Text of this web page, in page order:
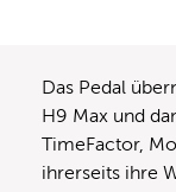
Das Pedal
H9 Max und
TimeFactor,
ihrerseits ihre